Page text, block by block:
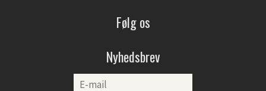
Følg os
Nyhedsbrev